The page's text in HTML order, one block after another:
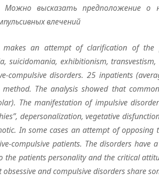
Можно высказать предположение о
пульсивных влечений
an attempt of clarification of the
suicidomania, exhibitionism, tra
compulsive disorders. 25 inpatients
method. The analysis showed that com
The manifestation of impulsive
depersonalization, vegetative
In some cases an attempt of opposing
compulsive patients. The disorders have
the patients personality and the critical
and compulsive disorders share